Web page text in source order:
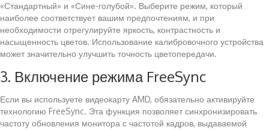
«Стандартный» и «Сине-голубой». Выберите режим, который
наиболее соответствует вашим предпочтениям, и при
необходимости отрегулируйте яркость, контрастность и
насыщенность цветов. Использование калибровочного устройства
может значительно улучшить точность цветопередачи.
3. Включение режима FreeSync
Если вы используете видеокарту AMD, обязательно активируйте
технологию FreeSync. Эта функция позволяет синхронизировать
частоту обновления монитора с частотой кадров, выдаваемой